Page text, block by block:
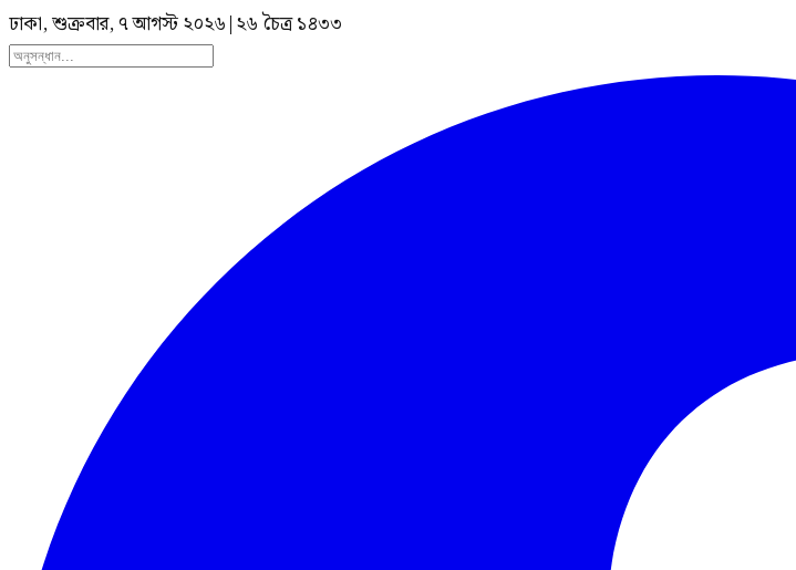
ঢাকা, শুক্রবার, ৭ আগস্ট ২০২৬|২৬ চৈত্র ১৪৩৩